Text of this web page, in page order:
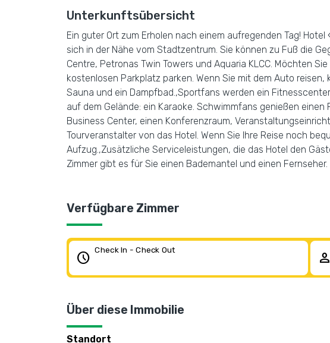
Unterkunftsübersicht
Ein guter Ort zum Erholen nach einem aufregenden Tag!
sich in der Nähe vom Stadtzentrum. Sie können zu Fuß die
Centre, Petronas Twin Towers und Aquaria KLCC. Möchten
kostenlosen Parkplatz parken. Wenn Sie mit dem Auto
Sauna und ein Dampfbad.,Sportfans werden ein
auf dem Gelände: ein Karaoke. Schwimmfans genießen
Business Center, einen Konferenzraum,
Tourveranstalter von das Hotel. Wenn Sie Ihre Reise noch
Aufzug.,Zusätzliche Serviceleistungen, die das Hotel den
Zimmer gibt es für Sie einen Bademantel und einen
Verfügbare Zimmer
schedule Check In - Check Out person
Über diese Immobilie
Standort